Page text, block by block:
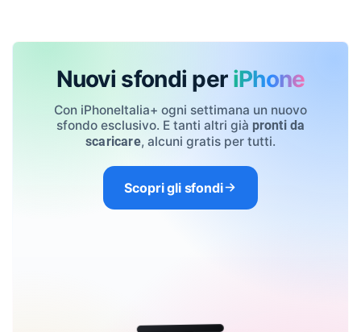
Nuovi sfondi per iPhone
Con iPhoneItalia+ ogni settimana un nuovo
sfondo esclusivo. E tanti altri già pronti da
scaricare, alcuni gratis per tutti.
Scopri gli sfondi